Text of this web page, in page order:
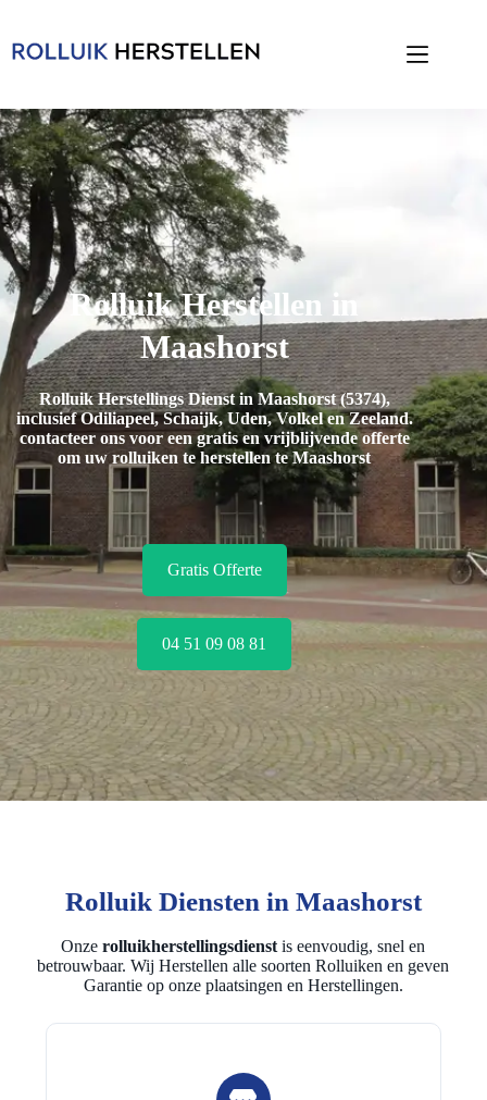
Rolluik Herstellen in
Maashorst
Rolluik Herstellings Dienst in Maashorst (5374),
inclusiefOdiliapeel, Schaijk, Uden, Volkel en Zeeland.
contacteer ons voor een gratis en vrijblijvende offerte
om uw rolluiken te herstellen te Maashorst
Gratis Offerte
04 51 09 08 81
Rolluik Diensten in Maashorst
Onzerolluikherstellingsdienst is eenvoudig, snel en
betrouwbaar. Wij Herstellen alle soorten Rolluiken en geven
Garantie op onze plaatsingen en Herstellingen.